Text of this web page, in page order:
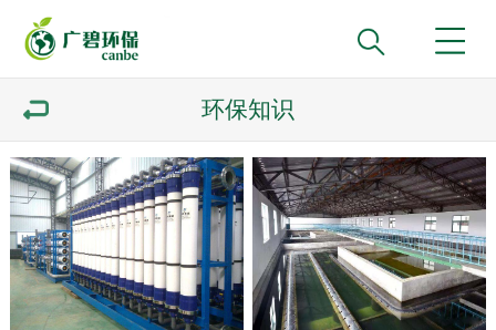
环保知识